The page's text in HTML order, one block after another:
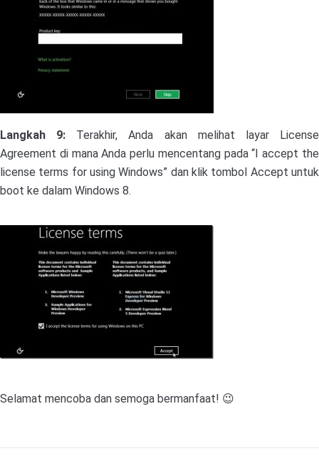
Langkah 9: Terakhir, Anda akan melihat layar License
Agreement di mana Anda perlu mencentang pada “I accept the
license terms for using Windows” dan klik tombol Accept untuk
boot ke dalam Windows 8.
Selamat mencoba dan semoga bermanfaat! 😉